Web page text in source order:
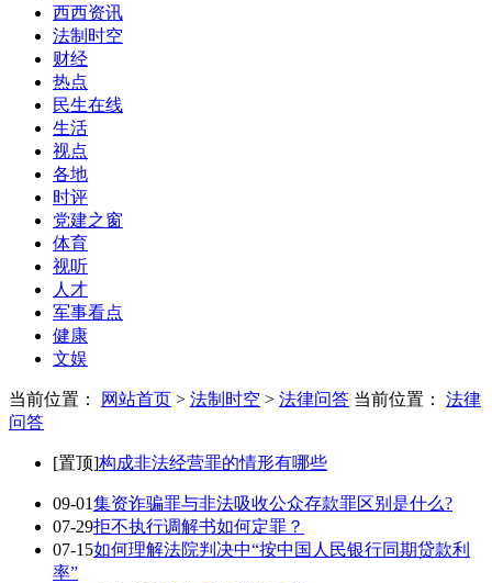
西西资讯
法制时空
财经
热点
民生在线
生活
视点
各地
时评
党建之窗
体育
视听
人才
军事看点
健康
文娱
当前位置： 网站首页 > 法制时空 > 法律问答 当前位置： 法律
问答
[置顶]构成非法经营罪的情形有哪些
09-01集资诈骗罪与非法吸收公众存款罪区别是什么?
07-29拒不执行调解书如何定罪？
07-15如何理解法院判决中“按中国人民银行同期贷款利
率”